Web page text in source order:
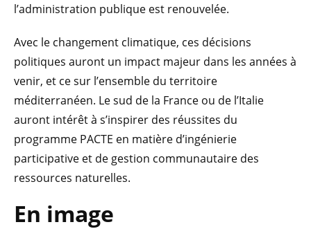
l’administration publique est renouvelée.
Avec le changement climatique, ces décisions
politiques auront un impact majeur dans les années à
venir, et ce sur l’ensemble du territoire
méditerranéen. Le sud de la France ou de l’Italie
auront intérêt à s’inspirer des réussites du
programme PACTE en matière d’ingénierie
participative et de gestion communautaire des
ressources naturelles.
En image